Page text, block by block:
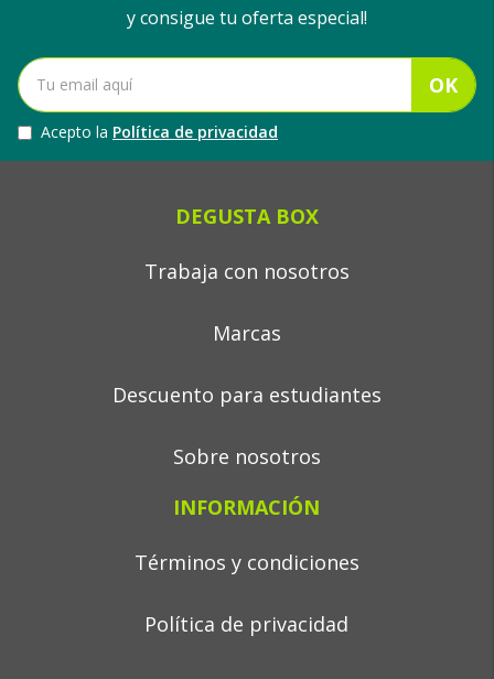
y consigue tu oferta especial!
OK
Acepto la Política de privacidad
DEGUSTA BOX
Trabaja con nosotros
Marcas
Descuento para estudiantes
Sobre nosotros
INFORMACIÓN
Términos y condiciones
Política de privacidad